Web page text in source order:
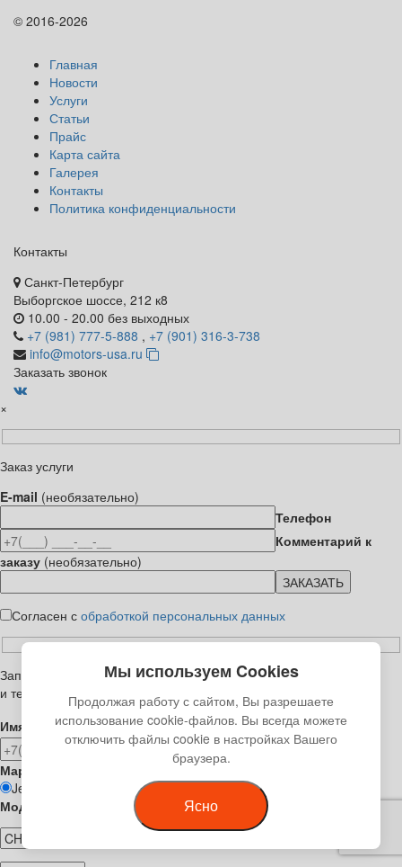
© 2016-2026
Главная
Новости
Услуги
Статьи
Прайс
Карта сайта
Галерея
Контакты
Политика конфиденциальности
Контакты
Санкт-Петербург
Выборгское шоссе, 212 к8
10.00 - 20.00 без выходных
+7 (981) 777-5-888 , +7 (901) 316-3-738
info@motors-usa.ru
Заказать звонок
×
Заказ услуги
E-mail (необязательно)
Телефон
Комментарий к
заказу (необязательно)
Согласен с обработкой персональных данных
Запись на ремонт
и техническое обслуживание
Имя
Телефон
Марка автомобиля
Jeep
Dodge Chevrolet Chrysler
Модель автомобиля
Мы используем Cookies
Продолжая работу с сайтом, Вы разрешаете
использование cookie-файлов. Вы всегда можете
отключить файлы cookie в настройках Вашего
браузера.
Ясно